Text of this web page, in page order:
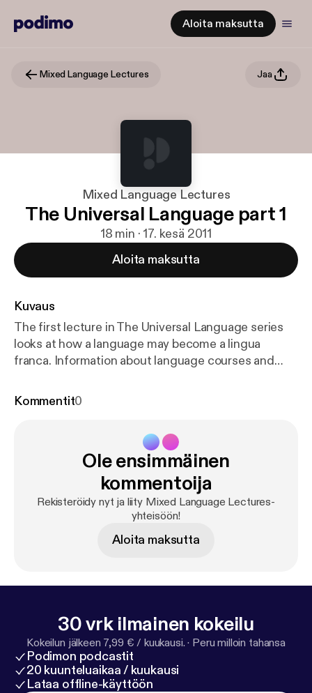
Aloita maksutta
Mixed Language Lectures Jaa
Mixed Language Lectures
The Universal Language part 1
18 min · 17. kesä 2011
Aloita maksutta
Kuvaus
The first lecture in The Universal Language series
looks at how a language may become a lingua
franca. Information about language courses and
ttp://du.se/languages
Kommentit0
Ole ensimmäinen
kommentoija
Rekisteröidy nyt ja liity Mixed Language Lectures-
yhteisöön!
Aloita maksutta
30 vrk ilmainen kokeilu
Kokeilun jälkeen 7,99 € / kuukausi. · Peru milloin tahansa
Podimon podcastit
20 kuunteluaikaa / kuukausi
Lataa offline-käyttöön